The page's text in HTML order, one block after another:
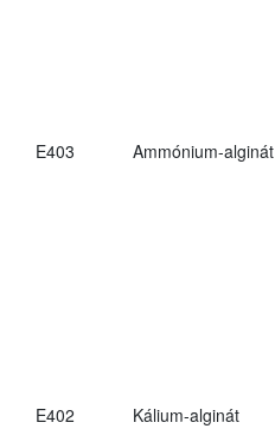
E403 Ammónium-alginát
E402 Kálium-alginát